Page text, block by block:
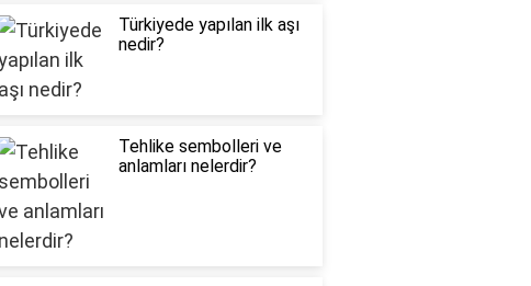
Türkiyede yapılan ilk aşı
nedir?
Tehlike sembolleri ve
anlamları nelerdir?